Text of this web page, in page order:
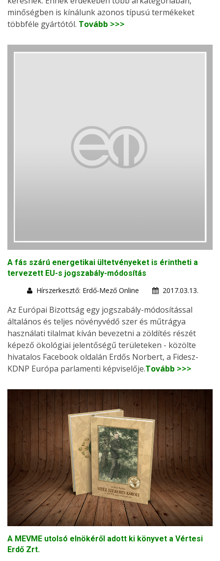
minőségben is kínálunk azonos típusú termékeket
többféle gyártótól. Tovább >>>
A fás szárú energetikai ültetvényeket is érintheti a
tervezett EU-s jogszabály-módosítás
Hírszerkesztő: Erdő-Mező Online
2017.03.13.
Az Európai Bizottság egy jogszabály-módosítással
általános és teljes növényvédő szer és műtrágya
használati tilalmat kíván bevezetni a zöldítés részét
képező ökológiai jelentőségű területeken - közölte
hivatalos Facebook oldalán Erdős Norbert, a Fidesz-
KDNP Európa parlamenti képviselője.Tovább >>>
A MEVME utolsó elnökéről adott ki könyvet a Vértesi
Erdő Zrt.